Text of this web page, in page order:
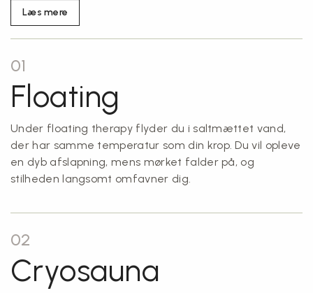
Læs mere
01
Floating
Under floating therapy flyder du i saltmættet vand,
der har samme temperatur som din krop. Du vil opleve
en dyb afslapning, mens mørket falder på, og
stilheden langsomt omfavner dig.
02
Cryosauna